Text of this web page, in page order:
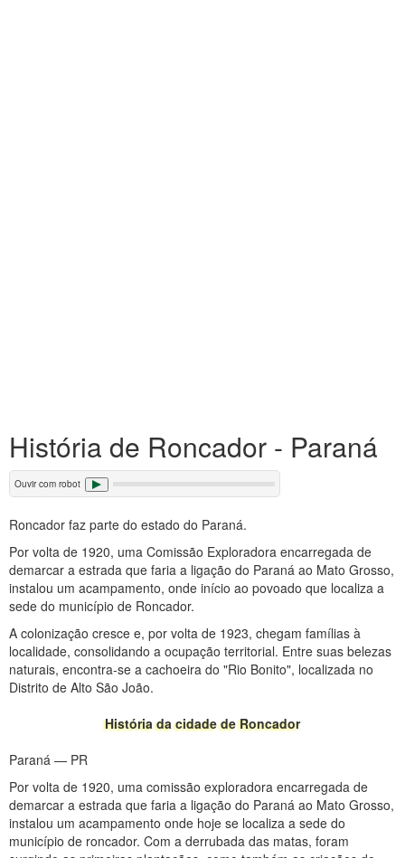
História de Roncador - Paraná
Ouvir com robot
Roncador faz parte do estado do Paraná.
Por volta de 1920, uma Comissão Exploradora encarregada de
demarcar a estrada que faria a ligação do Paraná ao Mato Grosso,
instalou um acampamento, onde início ao povoado que localiza a
sede do município de Roncador.
A colonização cresce e, por volta de 1923, chegam famílias à
localidade, consolidando a ocupação territorial. Entre suas belezas
naturais, encontra-se a cachoeira do "Rio Bonito", localizada no
Distrito de Alto São João.
História da cidade de Roncador
Paraná — PR
Por volta de 1920, uma comissão exploradora encarregada de
demarcar a estrada que faria a ligação do Paraná ao Mato Grosso,
instalou um acampamento onde hoje se localiza a sede do
município de roncador. Com a derrubada das matas, foram